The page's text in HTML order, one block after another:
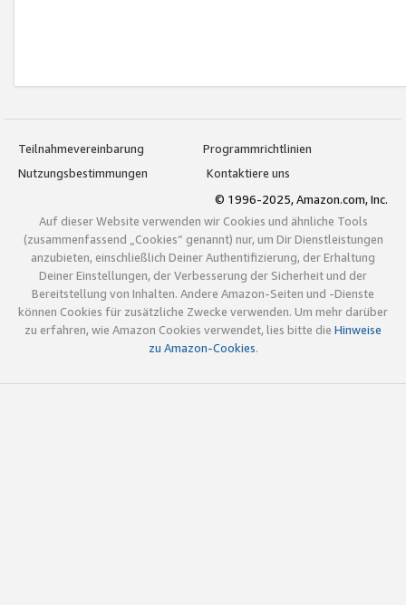
Teilnahmevereinbarung
Programmrichtlinien
Nutzungsbestimmungen
Kontaktiere uns
© 1996-2025, Amazon.com, Inc.
Auf dieser Website verwenden wir Cookies und ähnliche Tools
(zusammenfassend „Cookies“ genannt) nur, um Dir Dienstleistungen
anzubieten, einschließlich Deiner Authentifizierung, der Erhaltung
Deiner Einstellungen, der Verbesserung der Sicherheit und der
Bereitstellung von Inhalten. Andere Amazon-Seiten und -Dienste
können Cookies für zusätzliche Zwecke verwenden. Um mehr darüber
zu erfahren, wie Amazon Cookies verwendet, lies bitte die Hinweise
zu Amazon-Cookies.